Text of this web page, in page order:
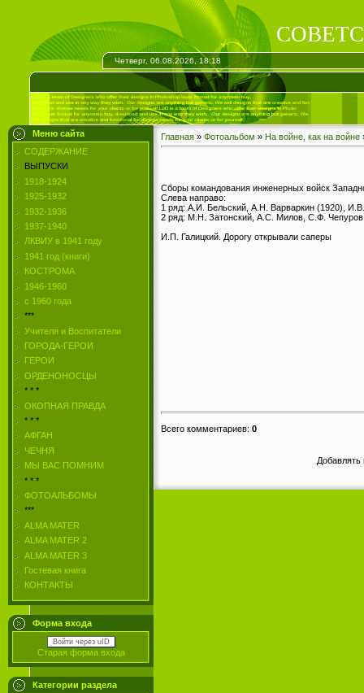
Четверг, 06.08.2026, 18:18
Меню сайта
СОДЕРЖАНИЕ
ВЫПУСКИ
1918-1924
1925-1932
1932-1936
1937-1940
ЛКВИУ в 1941 году
1941 год (книги)
КОСТРОМА
1946-1960
с 1960 года
***
Учителя и Воспитатели
ГОРОДА-ГЕРОИ
ГЕРОИ
ОРДЕНОНОСЦЫ
* * *
ОКОПНАЯ ПРАВДА
* * *
АФГАН
ЧЕЧНЯ
МЫ ВАС ПОМНИМ
* * *
ФОТОАЛЬБОМЫ
***
ALMA MATER
ALMA MATER 2
ALMA MATER 3
Гостевая книга
КОНТАКТЫ
Форма входа
Войти через uID
Старая форма входа
Категории раздела
Главная » Фотоальбом » На войне, как на войне
Сборы командования инженерных войск
Слева направо:
1 ряд: А.И. Бельский, А.Н. Варваркин (1920),
2 ряд: М.Н. Затонский, А.С. Милов, С.Ф.
И.П. Галицкий. Дорогу открывали саперы
Всего комментариев: 0
Добавлять